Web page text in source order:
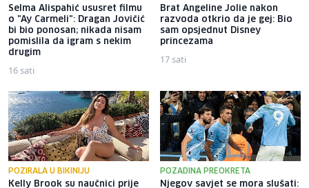
Selma Alispahić ususret filmu
o "Ay Carmeli": Dragan Jovičić
bi bio ponosan; nikada nisam
pomislila da igram s nekim
drugim
16 sati
Brat Angeline Jolie nakon
razvoda otkrio da je gej: Bio
sam opsjednut Disney
princezama
17 sati
POZIRALA U BIKINIJU
Kelly Brook su naučnici prije
POZADINA PREOKRETA
Njegov savjet se mora slušati: